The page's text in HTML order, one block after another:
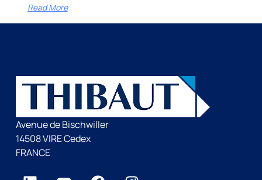
Read More
Avenue de Bischwiller
14508 VIRE Cedex
FRANCE